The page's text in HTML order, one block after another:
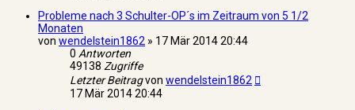
Probleme nach 3 Schulter-OP´s im Zeitraum von 5 1/2
Monaten
von wendelstein1862 » 17 Mär 2014 20:44
0 Antworten
49138 Zugriffe
Letzter Beitragvon wendelstein1862
17 Mär 2014 20:44